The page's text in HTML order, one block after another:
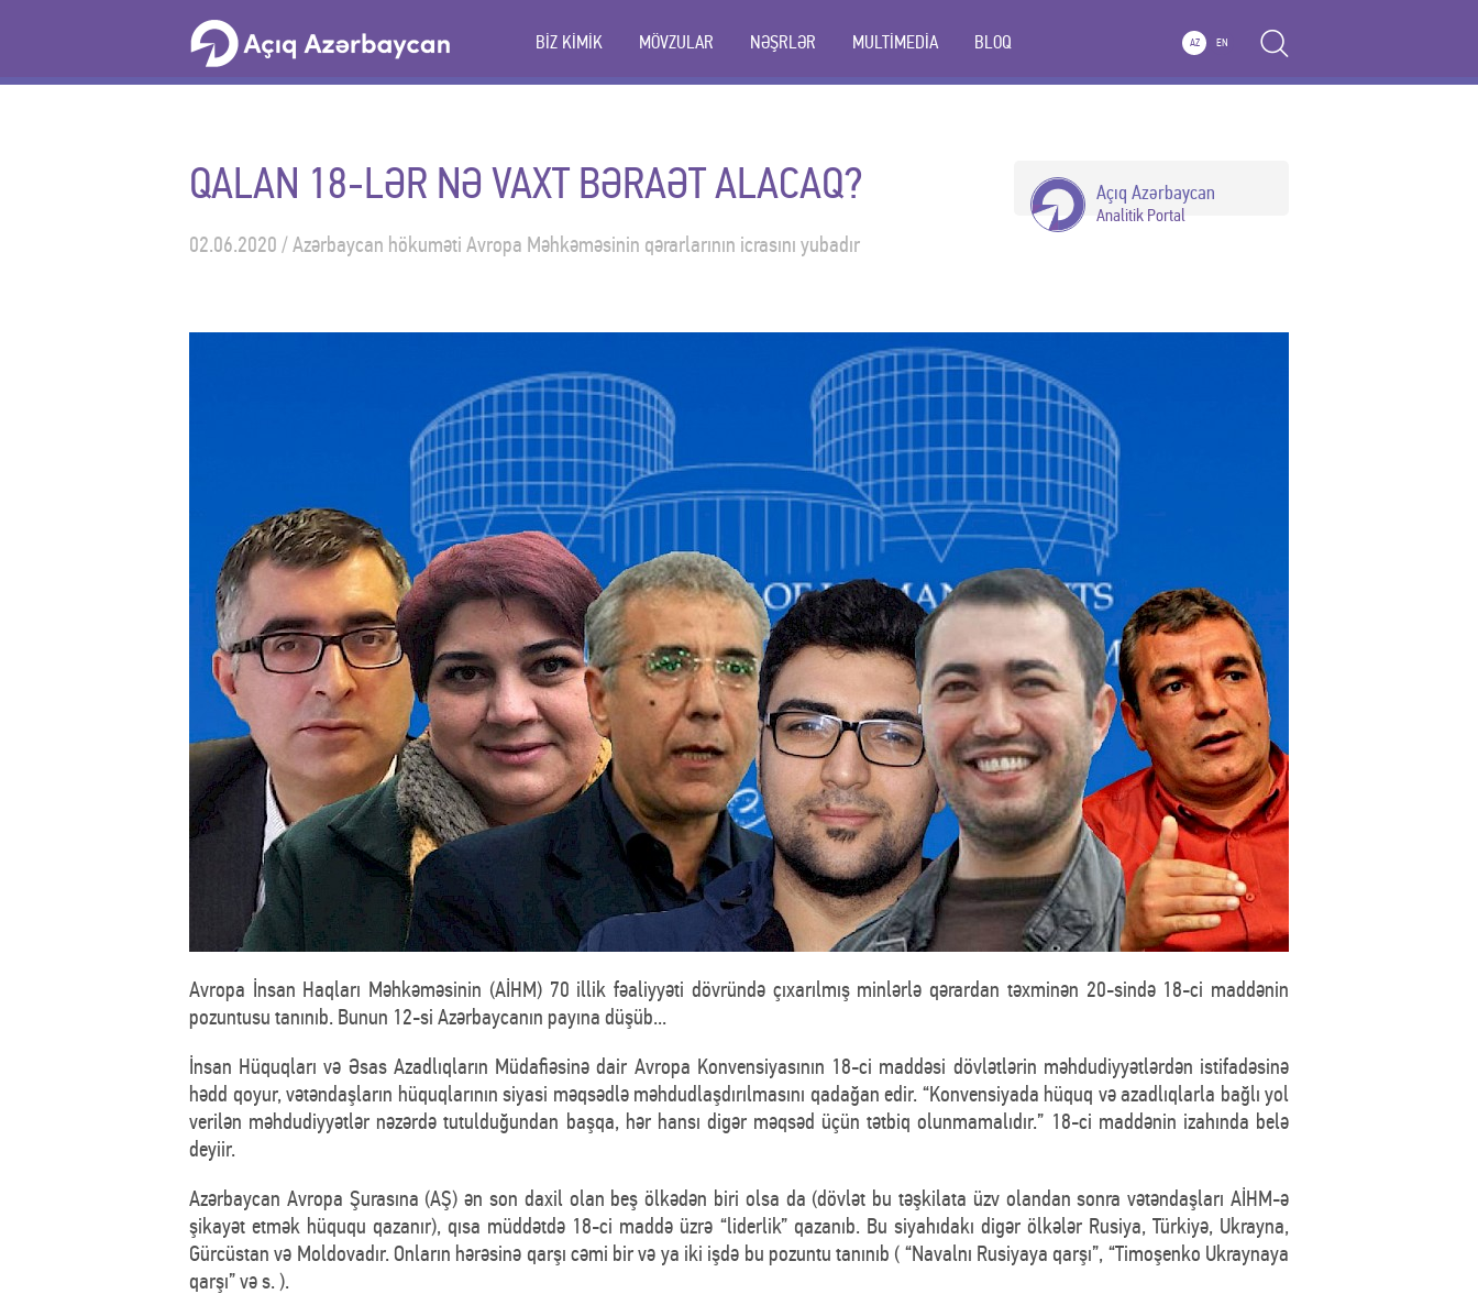
BİZ KİMİK MÖVZULAR NƏŞRLƏR MULTİMEDİA BLOQ AZ EN
Açıq Azərbaycan
Analitik Portal
QALAN 18-LƏR NƏ VAXT BƏRAƏT ALACAQ?
02.06.2020 / Azərbaycan hökuməti Avropa Məhkəməsinin qərarlarının icrasını yubadır
Avropa İnsan Haqları Məhkəməsinin (AİHM) 70 illik fəaliyyəti dövründə çıxarılmış minlərlə qərardan təxminən 20-sində 18-ci maddənin
pozuntusu tanınıb. Bunun 12-si Azərbaycanın payına düşüb...
İnsan Hüquqları və Əsas Azadlıqların Müdafiəsinə dair Avropa Konvensiyasının 18-ci maddəsi dövlətlərin məhdudiyyətlərdən istifadəsinə
hədd qoyur, vətəndaşların hüquqlarının siyasi məqsədlə məhdudlaşdırılmasını qadağan edir. “Konvensiyada hüquq və azadlıqlarla bağlı yol
verilən məhdudiyyətlər nəzərdə tutulduğundan başqa, hər hansı digər məqsəd üçün tətbiq olunmamalıdır.” 18-ci maddənin izahında belə
deyiir.
Azərbaycan Avropa Şurasına (AŞ) ən son daxil olan beş ölkədən biri olsa da (dövlət bu təşkilata üzv olandan sonra vətəndaşları AİHM-ə
şikayət etmək hüququ qazanır), qısa müddətdə 18-ci maddə üzrə “liderlik” qazanıb. Bu siyahıdakı digər ölkələr Rusiya, Türkiyə, Ukrayna,
Gürcüstan və Moldovadır. Onların hərəsinə qarşı cəmi bir və ya iki işdə bu pozuntu tanınıb ( “Navalnı Rusiyaya qarşı”, “Timoşenko Ukraynaya
qarşı” və s. ).